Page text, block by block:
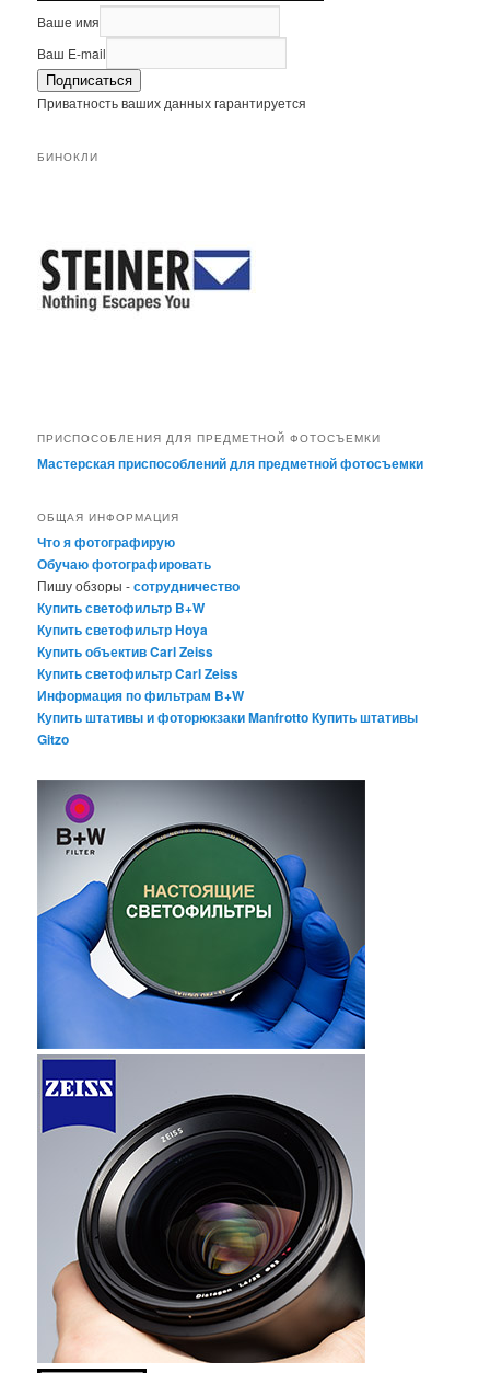
Ваше имя
Ваш E-mail
Подписаться
Приватность ваших данных гарантируется
БИНОКЛИ
ПРИСПОСОБЛЕНИЯ ДЛЯ ПРЕДМЕТНОЙ ФОТОСЪЕМКИ
Мастерская приспособлений для предметной фотосъемки
ОБЩАЯ ИНФОРМАЦИЯ
Что я фотографирую
Обучаю фотографировать
Пишу обзоры -сотрудничество
Купить светофильтр B+W
Купить светофильтр Hoya
Купить объектив Carl Zeiss
Купить светофильтр Carl Zeiss
Информация по фильтрам B+W
Купить штативы и фоторюкзаки ManfrottoКупить штативы
Gitzo